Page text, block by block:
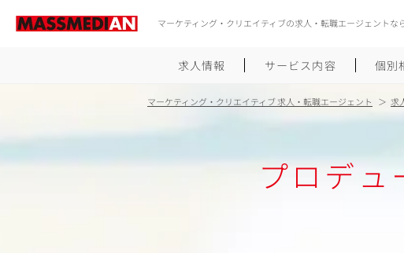
マーケティング・クリエイティブの求人・転職エージェントな
求人情報 サービス内容 個別
履歴書
マーケティング・クリエイティブ 求人・転職エージェント 求
プロデ